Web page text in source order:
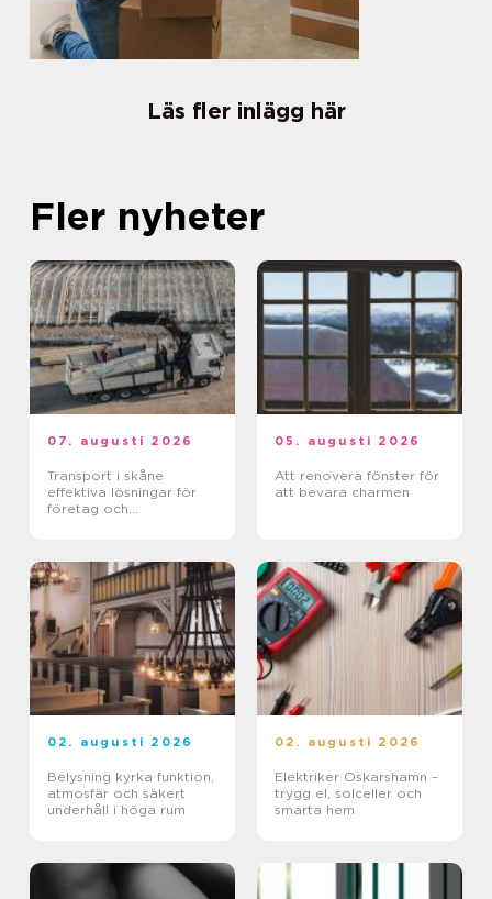
Läs fler inlägg här
Fler nyheter
07. augusti 2026
Transport i skåne
effektiva lösningar för
företag och
05. augusti 2026
Att renovera fönster för
att bevara charmen
02. augusti 2026
Belysning kyrka funktion,
atmosfär och säkert
underhåll i höga rum
02. augusti 2026
Elektriker Oskarshamn –
trygg el, solceller och
smarta hem